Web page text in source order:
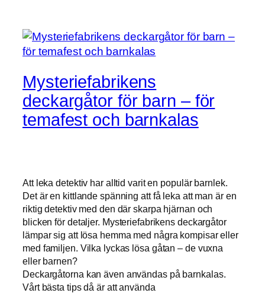
Mysteriefabrikens
deckargåtor för barn – för
temafest och barnkalas
Att leka detektiv har alltid varit en populär barnlek.
Det är en kittlande spänning att få leka att man är en
riktig detektiv med den där skarpa hjärnan och
blicken för detaljer. Mysteriefabrikens deckargåtor
lämpar sig att lösa hemma med några kompisar eller
med familjen. Vilka lyckas lösa gåtan – de vuxna
eller barnen?
Deckargåtorna kan även användas på barnkalas.
Vårt bästa tips då är att använda